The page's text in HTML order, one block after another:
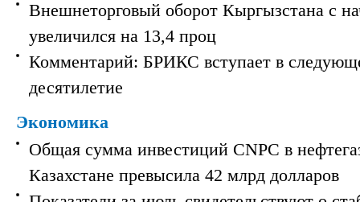
Внешнеторговый оборот Кыргызстана с
увеличился на 13,4 проц
Комментарий: БРИКС вступает в
десятилетие
Экономика
Общая сумма инвестиций CNPC в
Казахстане превысила 42 млрд долларов